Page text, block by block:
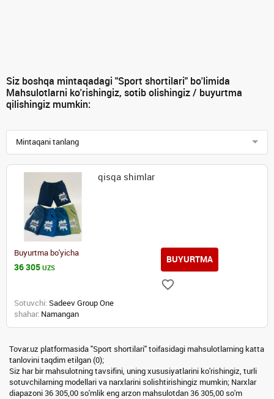
Siz boshqa mintaqadagi "Sport shortilari" bo'limida
Mahsulotlarni ko'rishingiz, sotib olishingiz / buyurtma
qilishingiz mumkin:
Mintaqani tanlang
qisqa shimlar
Buyurtma bo'yicha
36 305 UZS
BUYURTMA
Sotuvchi: Sadeev Group One
shahar: Namangan
Tovar.uz platformasida "Sport shortilari" toifasidagi mahsulotlarning katta
tanlovini taqdim etilgan (0);
Siz har bir mahsulotning tavsifini, uning xususiyatlarini ko'rishingiz, turli
sotuvchilarning modellari va narxlarini solishtirishingiz mumkin; Narxlar
diapazoni 36 305,00 so'mlik eng arzon mahsulotdan 36 305,00 so'm